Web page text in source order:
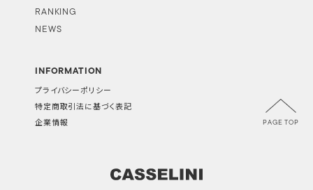
RANKING
NEWS
INFORMATION
プライバシーポリシー
特定商取引法に基づく表記
企業情報 PAGE TOP